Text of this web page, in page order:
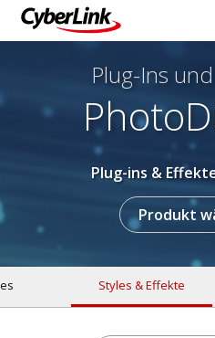
Plug-Ins
Plug-ins &
Produkt
Styles & Effekte